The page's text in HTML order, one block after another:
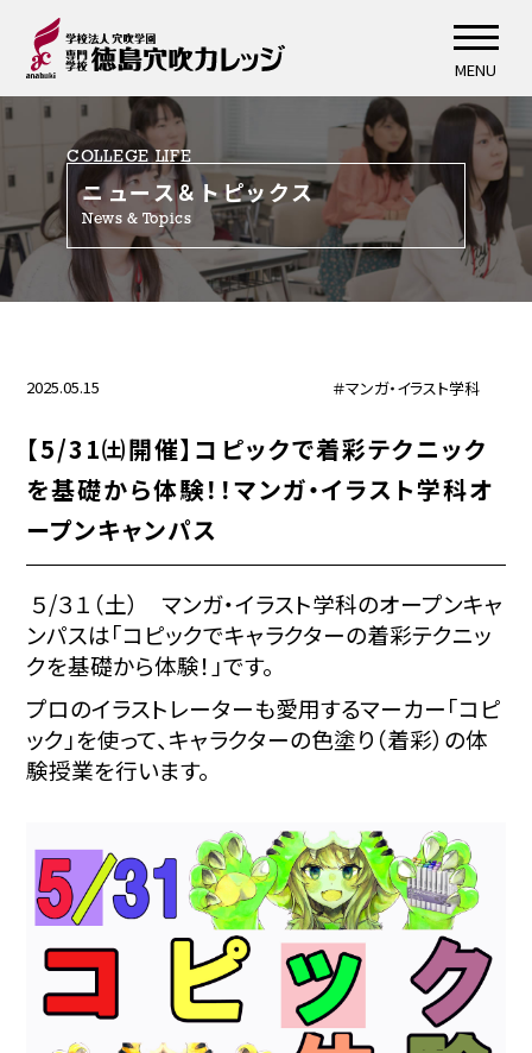
MENU
COLLEGE LIFE
ニュース＆トピックス
News & Topics
2025.05.15 ＃マンガ・イラスト学科
【5/31㈯開催】コピックで着彩テクニック
を基礎から体験！！マンガ・イラスト学科オ
ープンキャンパス
５/３１（土） マンガ・イラスト学科のオープンキャ
ンパスは「コピックでキャラクターの着彩テクニッ
クを基礎から体験！」です。
プロのイラストレーターも愛用するマーカー「コピ
ック」を使って、キャラクターの色塗り（着彩）の体
験授業を行います。